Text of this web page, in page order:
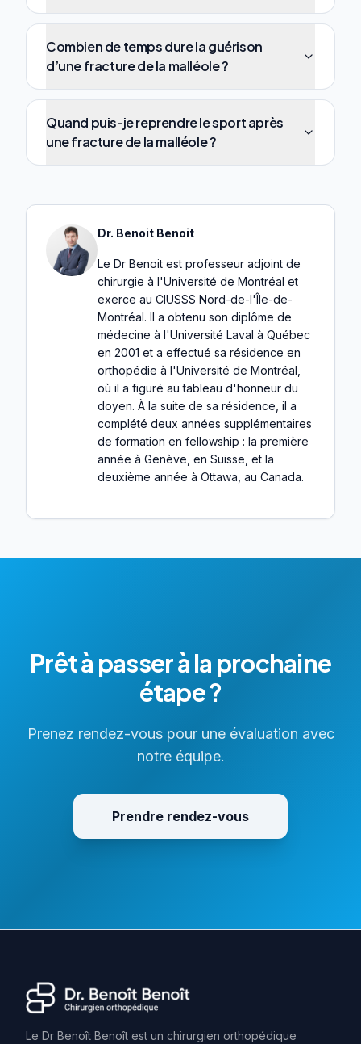
Combien de temps dure la guérison
d’une fracture de la malléole ?
Quand puis-je reprendre le sport après
une fracture de la malléole ?
Dr. Benoit Benoit
Le Dr Benoit est professeur adjoint de
chirurgie à l'Université de Montréal et
exerce au CIUSSS Nord-de-l'Île-de-
Montréal. Il a obtenu son diplôme de
médecine à l'Université Laval à Québec
en 2001 et a effectué sa résidence en
orthopédie à l'Université de Montréal,
où il a figuré au tableau d'honneur du
doyen. À la suite de sa résidence, il a
complété deux années supplémentaires
de formation en fellowship : la première
année à Genève, en Suisse, et la
deuxième année à Ottawa, au Canada.
Prêt à passer à la prochaine
étape ?
Prenez rendez-vous pour une évaluation avec
notre équipe.
Prendre rendez-vous
Le Dr Benoît Benoît est un chirurgien orthopédique